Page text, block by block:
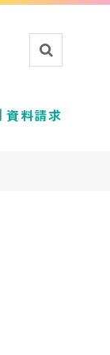
資料請求